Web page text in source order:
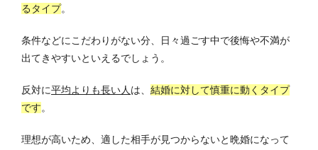
るタイプ。
条件などにこだわりがない分、日々過ごす中で後悔や不満が
出てきやすいといえるでしょう。
反対に平均よりも長い人 は、 結婚に対して慎重に動くタイプ
です。
理想が高いため、適した相手が見つからないと晩婚になって